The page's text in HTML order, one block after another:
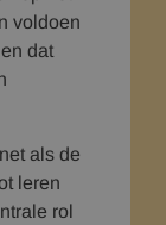
voldoen
dat
als de
leren
rol